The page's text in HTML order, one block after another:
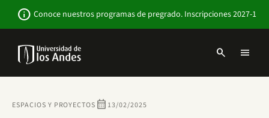
contenido
info Conoce nuestros programas de pregrado. Inscripciones 2027-1
Navbar
Sitio
Institucional
search menu
ESPACIOS Y PROYECTOS calendar_month 13/02/2025